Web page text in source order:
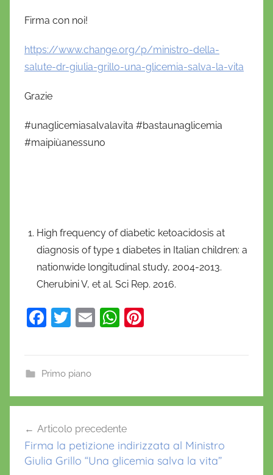
Firma con noi!
https://www.change.org/p/ministro-della-
salute-dr-giulia-grillo-una-glicemia-salva-la-vita
Grazie
#unaglicemiasalvalavita #bastaunaglicemia
#maipiùanessuno
High frequency of diabetic ketoacidosis at
diagnosis of type 1 diabetes in Italian children: a
nationwide longitudinal study, 2004-2013.
Cherubini V, et al. Sci Rep. 2016.
F
e
b
o
k
T
er
E
W
A
p
st
Primo piano
c
t
o
articoli
Articolo precedente
Firma la petizione indirizzata al Ministro
Giulia Grillo “Una glicemia salva la vita”